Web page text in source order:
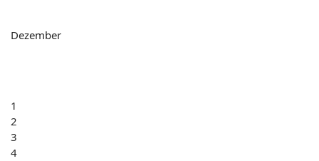
Dezember
1
2
3
4